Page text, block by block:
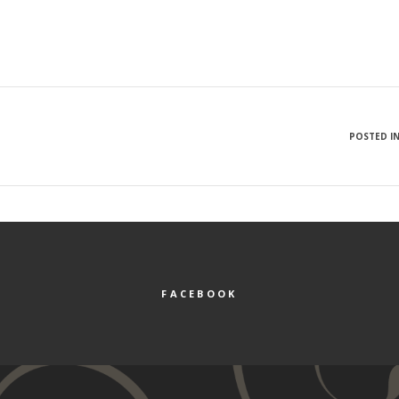
POSTED
FACEBOOK